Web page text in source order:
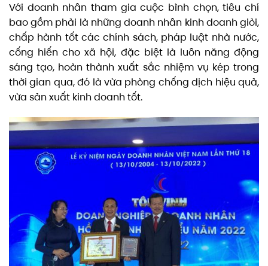
Với doanh nhân tham gia cuộc bình chọn, tiêu chí
bao gồm phải là những doanh nhân kinh doanh giỏi,
chấp hành tốt các chính sách, pháp luật nhà nước,
cống hiến cho xã hội, đặc biệt là luôn năng động
sáng tạo, hoàn thành xuất sắc nhiệm vụ kép trong
thời gian qua, đó là vừa phòng chống dịch hiệu quả,
vừa sản xuất kinh doanh tốt.